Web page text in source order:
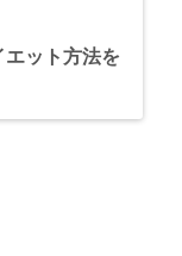
エット方法を